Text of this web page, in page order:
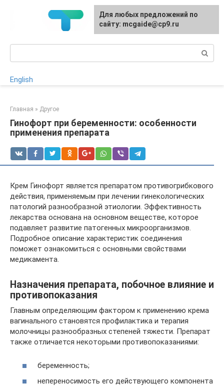
English
Главная » Другое
Гинофорт при беременности: особенности
применения препарата
Крем Гинофорт является препаратом противогрибкового
действия, применяемым при лечении гинекологических
патологий разнообразной этиологии. Эффективность
лекарства основана на основном веществе, которое
подавляет развитие патогенных микроорганизмов.
Подробное описание характеристик соединения
поможет ознакомиться с основными свойствами
медикамента.
Назначения препарата, побочное влияние и
противопоказания
Главным определяющим фактором к применению крема
вагинального становятся профилактика и терапия
молочницы разнообразных степеней тяжести. Препарат
также отличается некоторыми противопоказаниями:
беременность;
непереносимость его действующего компонента
Для любых предложений по
сайту: mcgaide@cp9.ru